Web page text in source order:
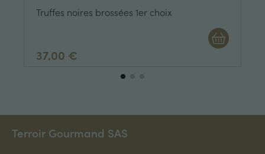
Truffes noires brossées 1er choix
37,00 €
Terroir Gourmand SAS